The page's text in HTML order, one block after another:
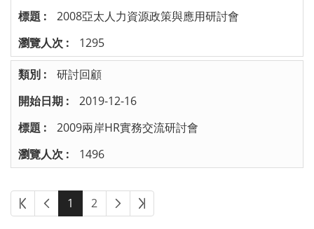
2008亞太人力資源政策與應用研討會
1295
研討回顧
2019-12-16
2009兩岸HR實務交流研討會
1496
1 2